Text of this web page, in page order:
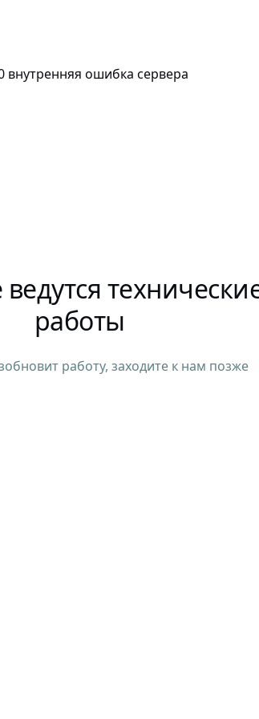
работы
работу, заходите к нам позже